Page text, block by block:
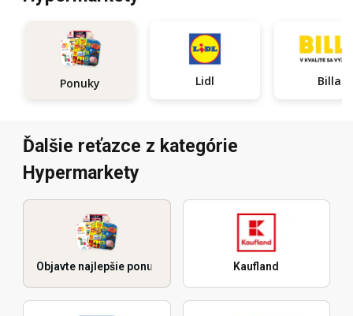
Ponuky Lidl Billa
Ďalšie reťazce z kategórie
Hypermarkety
Objavte najlepšie ponuky Kaufland